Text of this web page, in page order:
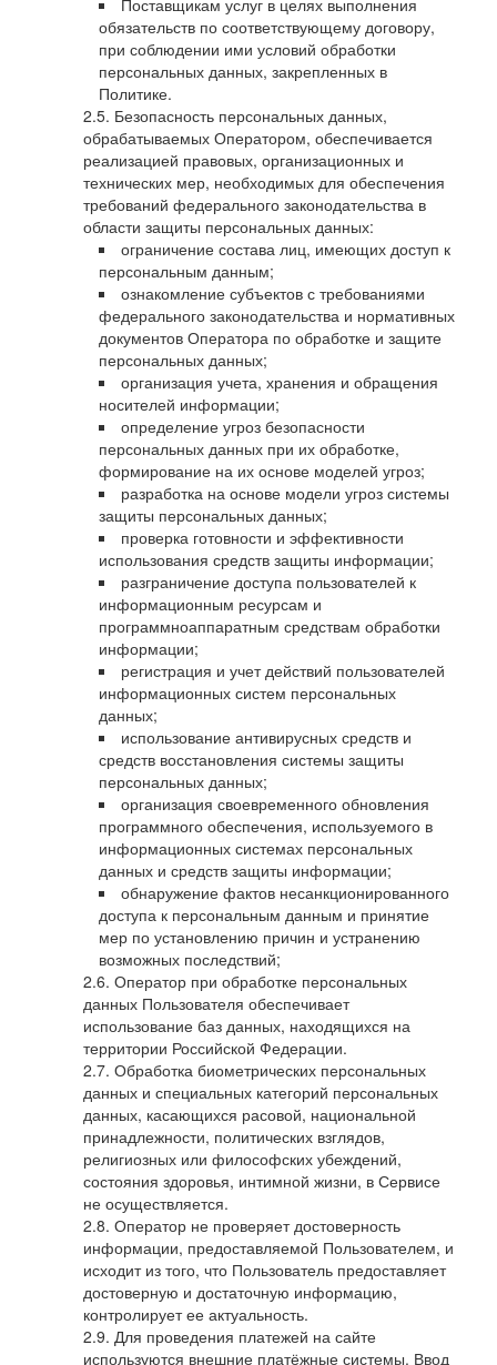
Поставщикам услуг в целях выполнения
обязательств по соответствующему договору,
при соблюдении ими условий обработки
персональных данных, закрепленных в
Политике.
Безопасность персональных данных,
обрабатываемых Оператором, обеспечивается
реализацией правовых, организационных и
технических мер, необходимых для обеспечения
требований федерального законодательства в
области защиты персональных данных:
ограничение состава лиц, имеющих доступ к
персональным данным;
ознакомление субъектов с требованиями
федерального законодательства и нормативных
документов Оператора по обработке и защите
персональных данных;
организация учета, хранения и обращения
носителей информации;
определение угроз безопасности
персональных данных при их обработке,
формирование на их основе моделей угроз;
разработка на основе модели угроз системы
защиты персональных данных;
проверка готовности и эффективности
использования средств защиты информации;
разграничение доступа пользователей к
информационным ресурсам и
программноаппаратным средствам обработки
информации;
регистрация и учет действий пользователей
информационных систем персональных
данных;
использование антивирусных средств и
средств восстановления системы защиты
персональных данных;
организация своевременного обновления
программного обеспечения, используемого в
информационных системах персональных
данных и средств защиты информации;
обнаружение фактов несанкционированного
доступа к персональным данным и принятие
мер по установлению причин и устранению
возможных последствий;
Оператор при обработке персональных
данных Пользователя обеспечивает
использование баз данных, находящихся на
территории Российской Федерации.
Обработка биометрических персональных
данных и специальных категорий персональных
данных, касающихся расовой, национальной
принадлежности, политических взглядов,
религиозных или философских убеждений,
состояния здоровья, интимной жизни, в Сервисе
не осуществляется.
Оператор не проверяет достоверность
информации, предоставляемой Пользователем, и
исходит из того, что Пользователь предоставляет
достоверную и достаточную информацию,
контролирует ее актуальность.
Для проведения платежей на сайте
используются внешние платёжные системы. Ввод